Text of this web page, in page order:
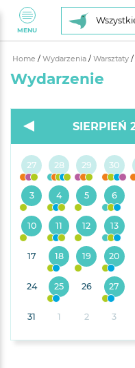
MENU
Home / Wydarzenia / Warsztaty /
Wydarzenie
SIERPIEŃ
27 28 29 30
3 4 5 6
10 11 12 13
17 18 19 20
24 25 26 27
31 1 2 3